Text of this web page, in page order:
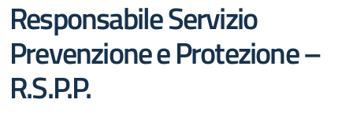
Responsabile Servizio
Prevenzione e Protezione –
R.S.P.P.